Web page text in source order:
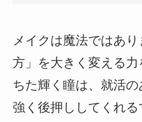
メイクは魔法ではあ
方」を大きく変える
ちた輝く瞳は、就活
強く後押ししてくれ